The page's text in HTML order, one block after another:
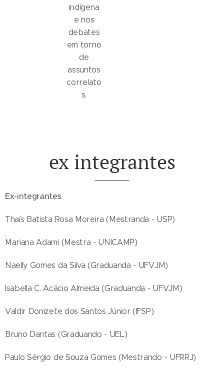
indígena
e nos
debates
em torno
de
assuntos
correlato
s.
ex integrantes
Ex-integrantes
Thaís Batista Rosa Moreira (Mestranda - USP)
Mariana Adami (Mestra - UNICAMP)
Naelly Gomes da Silva (Graduanda - UFVJM)
Isabella C. Acácio Almeida (Graduanda - UFVJM)
Valdir Donizete dos Santos Júnior (IFSP)
Bruno Dantas (Graduando - UEL)
Paulo Sérgio de Souza Gomes (Mestrando - UFRRJ)